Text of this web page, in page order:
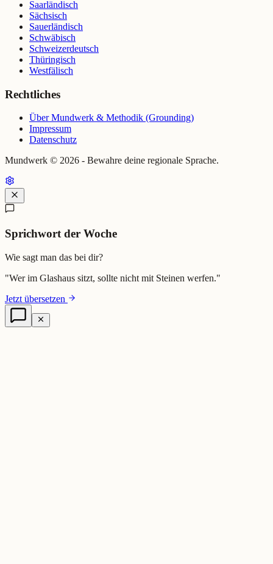
Saarländisch
Sächsisch
Sauerländisch
Schwäbisch
Schweizerdeutsch
Thüringisch
Westfälisch
Rechtliches
Über Mundwerk & Methodik (Grounding)
Impressum
Datenschutz
Mundwerk © 2026 - Bewahre deine regionale Sprache.
Sprichwort der Woche
Wie sagt man das bei dir?
"Wer im Glashaus sitzt, sollte nicht mit Steinen werfen."
Jetzt übersetzen